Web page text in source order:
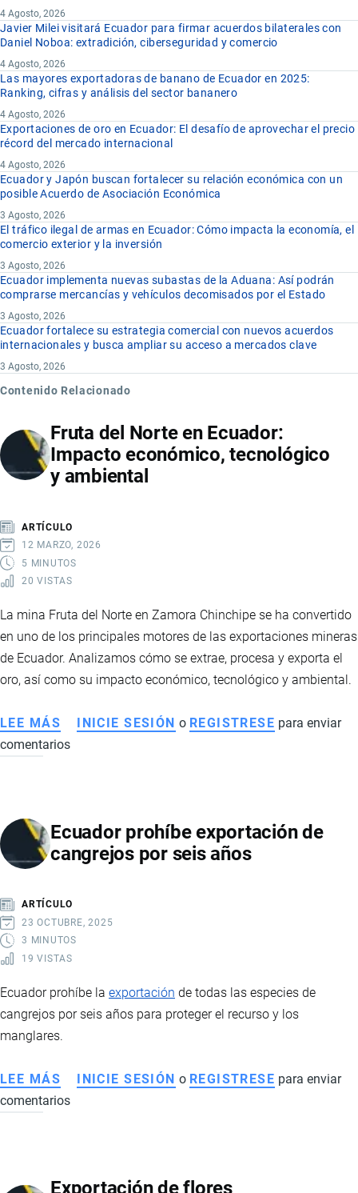
4 Agosto, 2026
Javier Milei visitará Ecuador para firmar acuerdos bilaterales con
Daniel Noboa: extradición, ciberseguridad y comercio
4 Agosto, 2026
Las mayores exportadoras de banano de Ecuador en 2025:
Ranking, cifras y análisis del sector bananero
4 Agosto, 2026
Exportaciones de oro en Ecuador: El desafío de aprovechar el precio
récord del mercado internacional
4 Agosto, 2026
Ecuador y Japón buscan fortalecer su relación económica con un
posible Acuerdo de Asociación Económica
3 Agosto, 2026
El tráfico ilegal de armas en Ecuador: Cómo impacta la economía, el
comercio exterior y la inversión
3 Agosto, 2026
Ecuador implementa nuevas subastas de la Aduana: Así podrán
comprarse mercancías y vehículos decomisados por el Estado
3 Agosto, 2026
Ecuador fortalece su estrategia comercial con nuevos acuerdos
internacionales y busca ampliar su acceso a mercados clave
3 Agosto, 2026
Contenido Relacionado
Fruta del Norte en Ecuador:
Impacto económico, tecnológico
y ambiental
ARTÍCULO
12 MARZO, 2026
5 MINUTOS
20 VISTAS
La mina Fruta del Norte en Zamora Chinchipe se ha convertido
en uno de los principales motores de las exportaciones mineras
de Ecuador. Analizamos cómo se extrae, procesa y exporta el
oro, así como su impacto económico, tecnológico y ambiental.
LEE MÁS SOBRE
FRUTA
ECUADOR:
IMPACTO
Y
AMBIENTAL
INICIE SESIÓN o REGISTRESE para enviar
comentarios
Ecuador prohíbe exportación de
cangrejos por seis años
ARTÍCULO
23 OCTUBRE, 2025
3 MINUTOS
19 VISTAS
Ecuador prohíbe la exportación de todas las especies de
cangrejos por seis años para proteger el recurso y los
manglares.
LEE MÁS SOBRE
ECUADOR
CANGREJOS
INICIE SESIÓN o REGISTRESE para enviar
comentarios
Exportación de flores